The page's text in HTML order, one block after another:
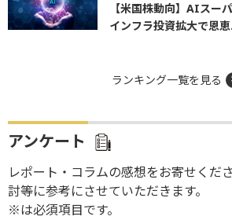
【米国株動向】AIスー
インフラ投資拡大で恩
ランキング一覧を見る
アンケート
レポート・コラムの感想をお寄せくだ
討等に参考にさせていただきます。
※は必須項目です。